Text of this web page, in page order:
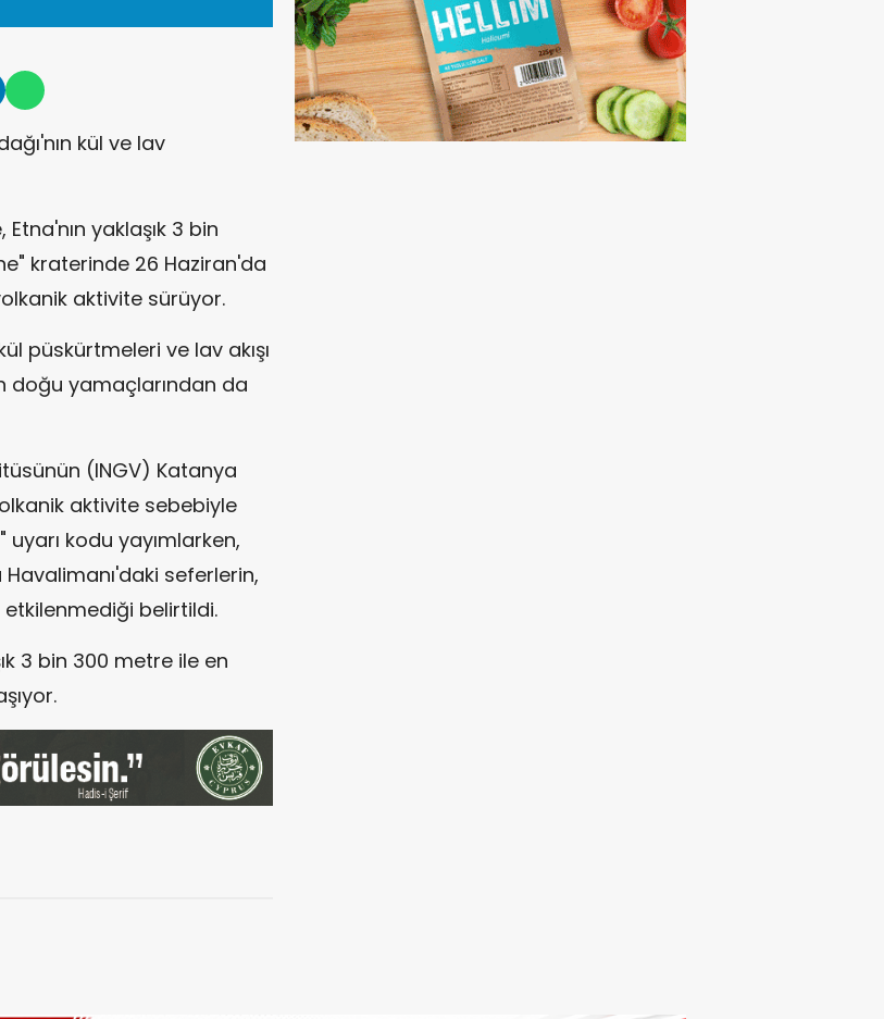
kül ve lav
yaklaşık 3 bin
kraterinde 26 Haziran'da
aktivite sürüyor.
püskürtmeleri ve lav akışı
doğu yamaçlarından da
(INGV) Katanya
aktivite sebebiyle
kodu yayımlarken,
seferlerin,
belirtildi.
3 bin 300 metre ile en